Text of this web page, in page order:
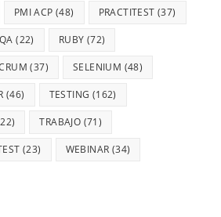
PMI ACP (48) PRACTITEST (37)
QA (22) RUBY (72)
(37) SELENIUM (48)
(46) TESTING (162)
TRABAJO (71)
(23) WEBINAR (34)